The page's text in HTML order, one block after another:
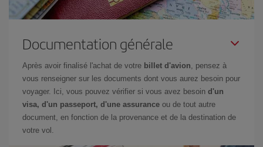
Documentation générale
Après avoir finalisé l'achat de votre billet d'avion , pensez à
vous renseigner sur les documents dont vous aurez besoin pour
voyager. Ici, vous pouvez vérifier si vous avez besoin d'un
visa, d'un passeport, d'une assurance ou de tout autre
document, en fonction de la provenance et de la destination de
votre vol.